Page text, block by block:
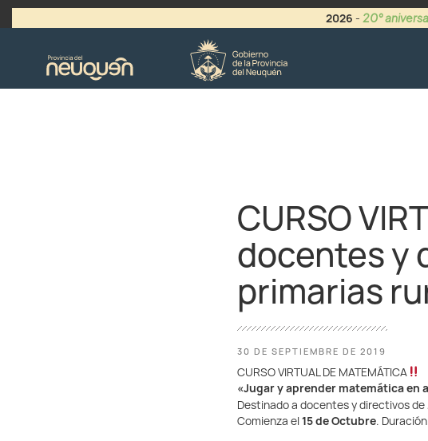
2026 - 20°
CURSO
docentes y
primarias
30 DE SEPTIEMBRE DE 2019
CURSO VIRTUAL DE MATEMÁTICA
«Jugar y aprender matemática en
Destinado a docentes y directivos de
Comienza el15 de Octubre.